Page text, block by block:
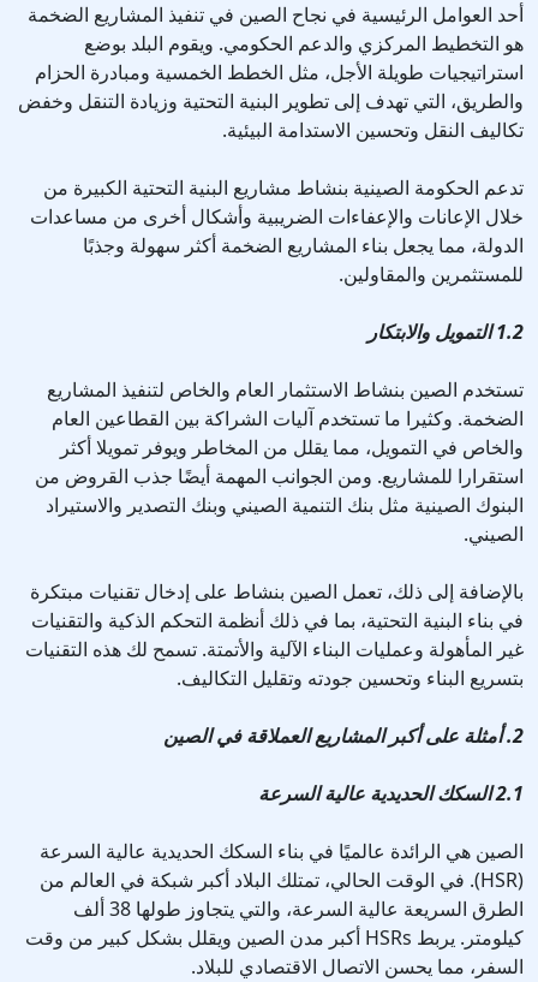
أحد العوامل الرئيسية في نجاح الصين في تنفيذ المشاريع الضخمة
هو التخطيط المركزي والدعم الحكومي. ويقوم البلد بوضع
استراتيجيات طويلة الأجل، مثل الخطط الخمسية ومبادرة الحزام
والطريق، التي تهدف إلى تطوير البنية التحتية وزيادة التنقل وخفض
تكاليف النقل وتحسين الاستدامة البيئية.
تدعم الحكومة الصينية بنشاط مشاريع البنية التحتية الكبيرة من
خلال الإعانات والإعفاءات الضريبية وأشكال أخرى من مساعدات
الدولة، مما يجعل بناء المشاريع الضخمة أكثر سهولة وجذبًا
للمستثمرين والمقاولين.
1.2 التمويل والابتكار
تستخدم الصين بنشاط الاستثمار العام والخاص لتنفيذ المشاريع
الضخمة. وكثيرا ما تستخدم آليات الشراكة بين القطاعين العام
والخاص في التمويل، مما يقلل من المخاطر ويوفر تمويلا أكثر
استقرارا للمشاريع. ومن الجوانب المهمة أيضًا جذب القروض من
البنوك الصينية مثل بنك التنمية الصيني وبنك التصدير والاستيراد
الصيني.
بالإضافة إلى ذلك، تعمل الصين بنشاط على إدخال تقنيات مبتكرة
في بناء البنية التحتية، بما في ذلك أنظمة التحكم الذكية والتقنيات
غير المأهولة وعمليات البناء الآلية والأتمتة. تسمح لك هذه التقنيات
بتسريع البناء وتحسين جودته وتقليل التكاليف.
2. أمثلة على أكبر المشاريع العملاقة في الصين
2.1 السكك الحديدية عالية السرعة
الصين هي الرائدة عالميًا في بناء السكك الحديدية عالية السرعة
(HSR). في الوقت الحالي، تمتلك البلاد أكبر شبكة في العالم من
الطرق السريعة عالية السرعة، والتي يتجاوز طولها 38 ألف
كيلومتر. يربط HSRs أكبر مدن الصين ويقلل بشكل كبير من وقت
السفر، مما يحسن الاتصال الاقتصادي للبلاد.